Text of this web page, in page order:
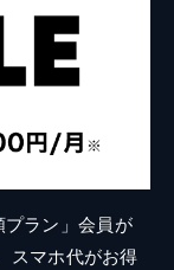
プラン」会員が
スマホ代がお得